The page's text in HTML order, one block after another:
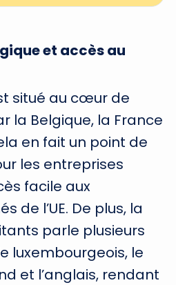
et accès au
situé au cœur de
la Belgique, la France
en fait un point de
les entreprises
facile aux
de l’UE. De plus, la
parle plusieurs
luxembourgeois, le
et l’anglais, rendant